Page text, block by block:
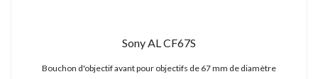
Sony AL CF67S
Bouchon d'objectif avant pour objectifs de 67 mm de diamètre